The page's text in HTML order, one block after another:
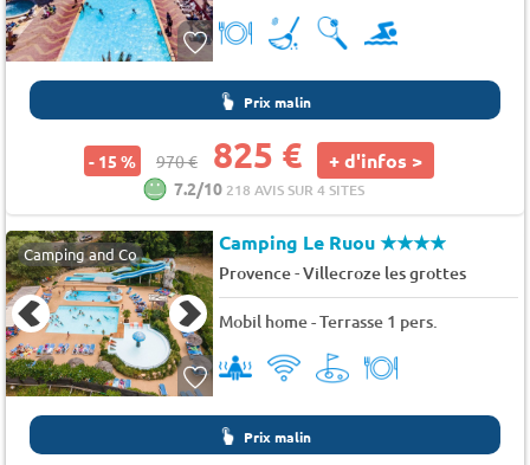
Prix malin
- 15 % 970 € 825 € + d'infos >
7.2/10 218 AVIS SUR 4 SITES
Camping and Co Camping Le Ruou★★★★
Provence-Villecroze les grottes
Mobil home - Terrasse 1 pers.
Prix malin